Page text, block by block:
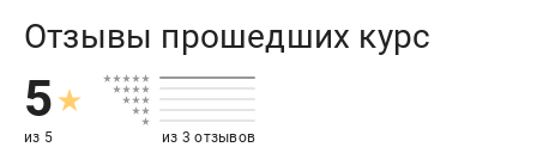
Отзывы прошедших курс
5
из 5 из 3 отзывов